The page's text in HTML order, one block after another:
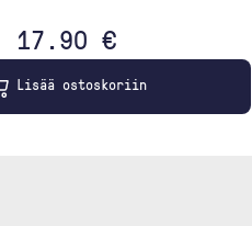
17.90 €
Lisää ostoskoriin